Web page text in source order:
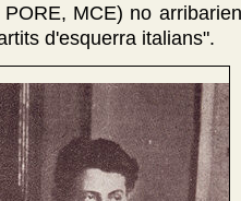
MCE) no
d'esquerra italians".